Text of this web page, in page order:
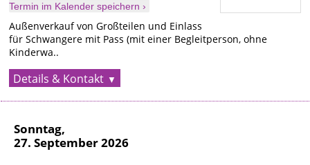
Termin im Kalender speichern ›
Außenverkauf von Großteilen und Einlass
für Schwangere mit Pass (mit einer Begleitperson, ohne
Kinderwa..
Details & Kontakt
Sonntag,
27. September 2026